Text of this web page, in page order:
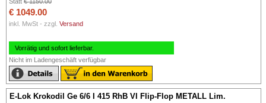
€ 1049.00
inkl. MwSt - zzgl. Versand
Vorrätig und sofort lieferbar.
Nicht im Ladengeschäft verfügbar
E-Lok Krokodil Ge 6/6 I 415 RhB VI Flip-Flop METALL Lim.